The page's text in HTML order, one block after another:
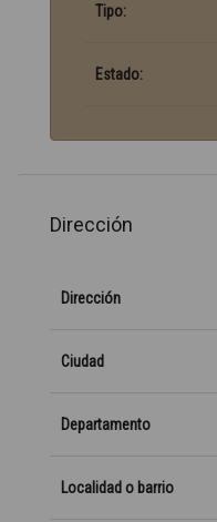
Tipo:
Estado:
Dirección
Dirección
Ciudad
Departamento
Localidad o barrio